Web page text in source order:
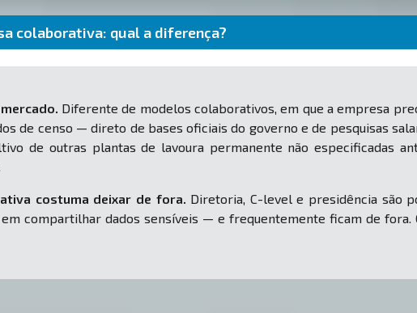
colaborativa: qual a diferença?
Diferente de modelos colaborativos, em que a empresa
de censo — direto de bases oficiais do governo e de pesquisas
de outras plantas de lavoura permanente não especificadas
costuma deixar de fora. Diretoria, C-level e presidência são
compartilhar dados sensíveis — e frequentemente ficam de fora.